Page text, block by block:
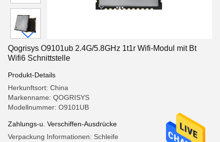
Qogrisys O9101ub 2.4G/5.8GHz 1t1r Wifi-Modul mit Bt
Wifi6 Schnittstelle
Produkt-Details
Herkunftsort: China
Markenname: QOGRISYS
Modellnummer: O9101UB
Zahlungs-u. Verschiffen-Ausdrücke
Verpackung Informationen: Schleife